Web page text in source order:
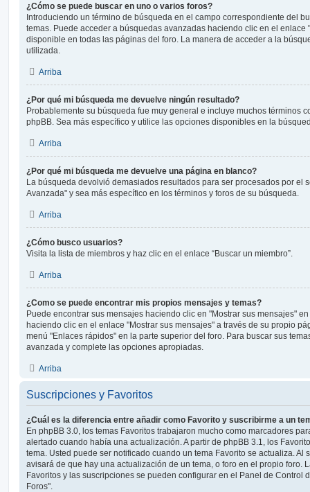
¿Cómo se puede buscar en uno o varios foros?
Introduciendo un término de búsqueda en el campo correspondiente del
temas. Puede acceder a búsquedas avanzadas haciendo clic en el enlace
disponible en todas las páginas del foro. La manera de acceder a la
utilizada.
Arriba
¿Por qué mi búsqueda me devuelve ningún resultado?
Probablemente su búsqueda fue muy general e incluye muchos términos
phpBB. Sea más específico y utilice las opciones disponibles en la
Arriba
¿Por qué mi búsqueda me devuelve una página en blanco?
La búsqueda devolvió demasiados resultados para ser procesados por el
Avanzada" y sea más específico en los términos y foros de su búsqueda.
Arriba
¿Cómo busco usuarios?
Visita la lista de miembros y haz clic en el enlace “Buscar un miembro”.
Arriba
¿Como se puede encontrar mis propios mensajes y temas?
Puede encontrar sus mensajes haciendo clic en "Mostrar sus mensajes"
haciendo clic en el enlace "Mostrar sus mensajes" a través de su propio
menú "Enlaces rápidos" en la parte superior del foro. Para buscar sus
avanzada y complete las opciones apropiadas.
Arriba
Suscripciones y Favoritos
¿Cuál es la diferencia entre añadir como Favorito y suscribirme a un
En phpBB 3.0, los temas Favoritos trabajaron mucho como marcadores
alertado cuando había una actualización. A partir de phpBB 3.1, los
tema. Usted puede ser notificado cuando un tema Favorito se actualiza. Al
avisará de que hay una actualización de un tema, o foro en el propio foro.
Favoritos y las suscripciones se pueden configurar en el Panel de Control
Foros".